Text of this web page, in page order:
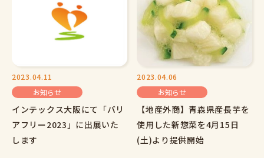
2023.04.11
お知らせ
インテックス大阪にて「バリ
アフリー2023」に出展いた
します
2023.04.06
お知らせ
【地産外商】青森県産長芋を
使用した新惣菜を4月15日
(土)より提供開始